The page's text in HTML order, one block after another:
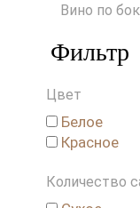
Вино по
Фильтр
Цвет
Белое
Красное
Количество